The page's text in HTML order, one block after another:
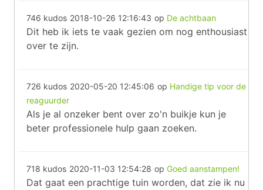
746 kudos 2018-10-26 12:16:43 op De achtbaan
Dit heb ik iets te vaak gezien om nog enthousiast
over te zijn.
726 kudos 2020-05-20 12:45:06 op Handige tip voor de
reaguurder
Als je al onzeker bent over zo'n buikje kun je
beter professionele hulp gaan zoeken.
718 kudos 2020-11-03 12:54:28 op Goed aanstampen!
Dat gaat een prachtige tuin worden, dat zie ik nu